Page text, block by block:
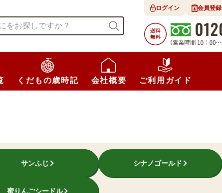
ログイン 会員登録
くだもの歳時記 会社概要 ご利用ガイド
サンふじ シナノゴールド
蜜りんごシードル